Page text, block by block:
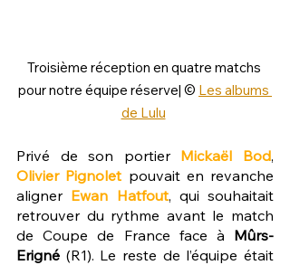
Troisième réception en quatre matchs
pour notre équipe réserve| © Les albums
de Lulu
Privé de son portier Mickaël Bod
Olivier Pignolet pouvait en revanche
aligner Ewan Hatfout, qui souhaitait
retrouver du rythme avant le match
de Coupe de France face à Mûrs-
Erigné (R1). Le reste de l’équipe était